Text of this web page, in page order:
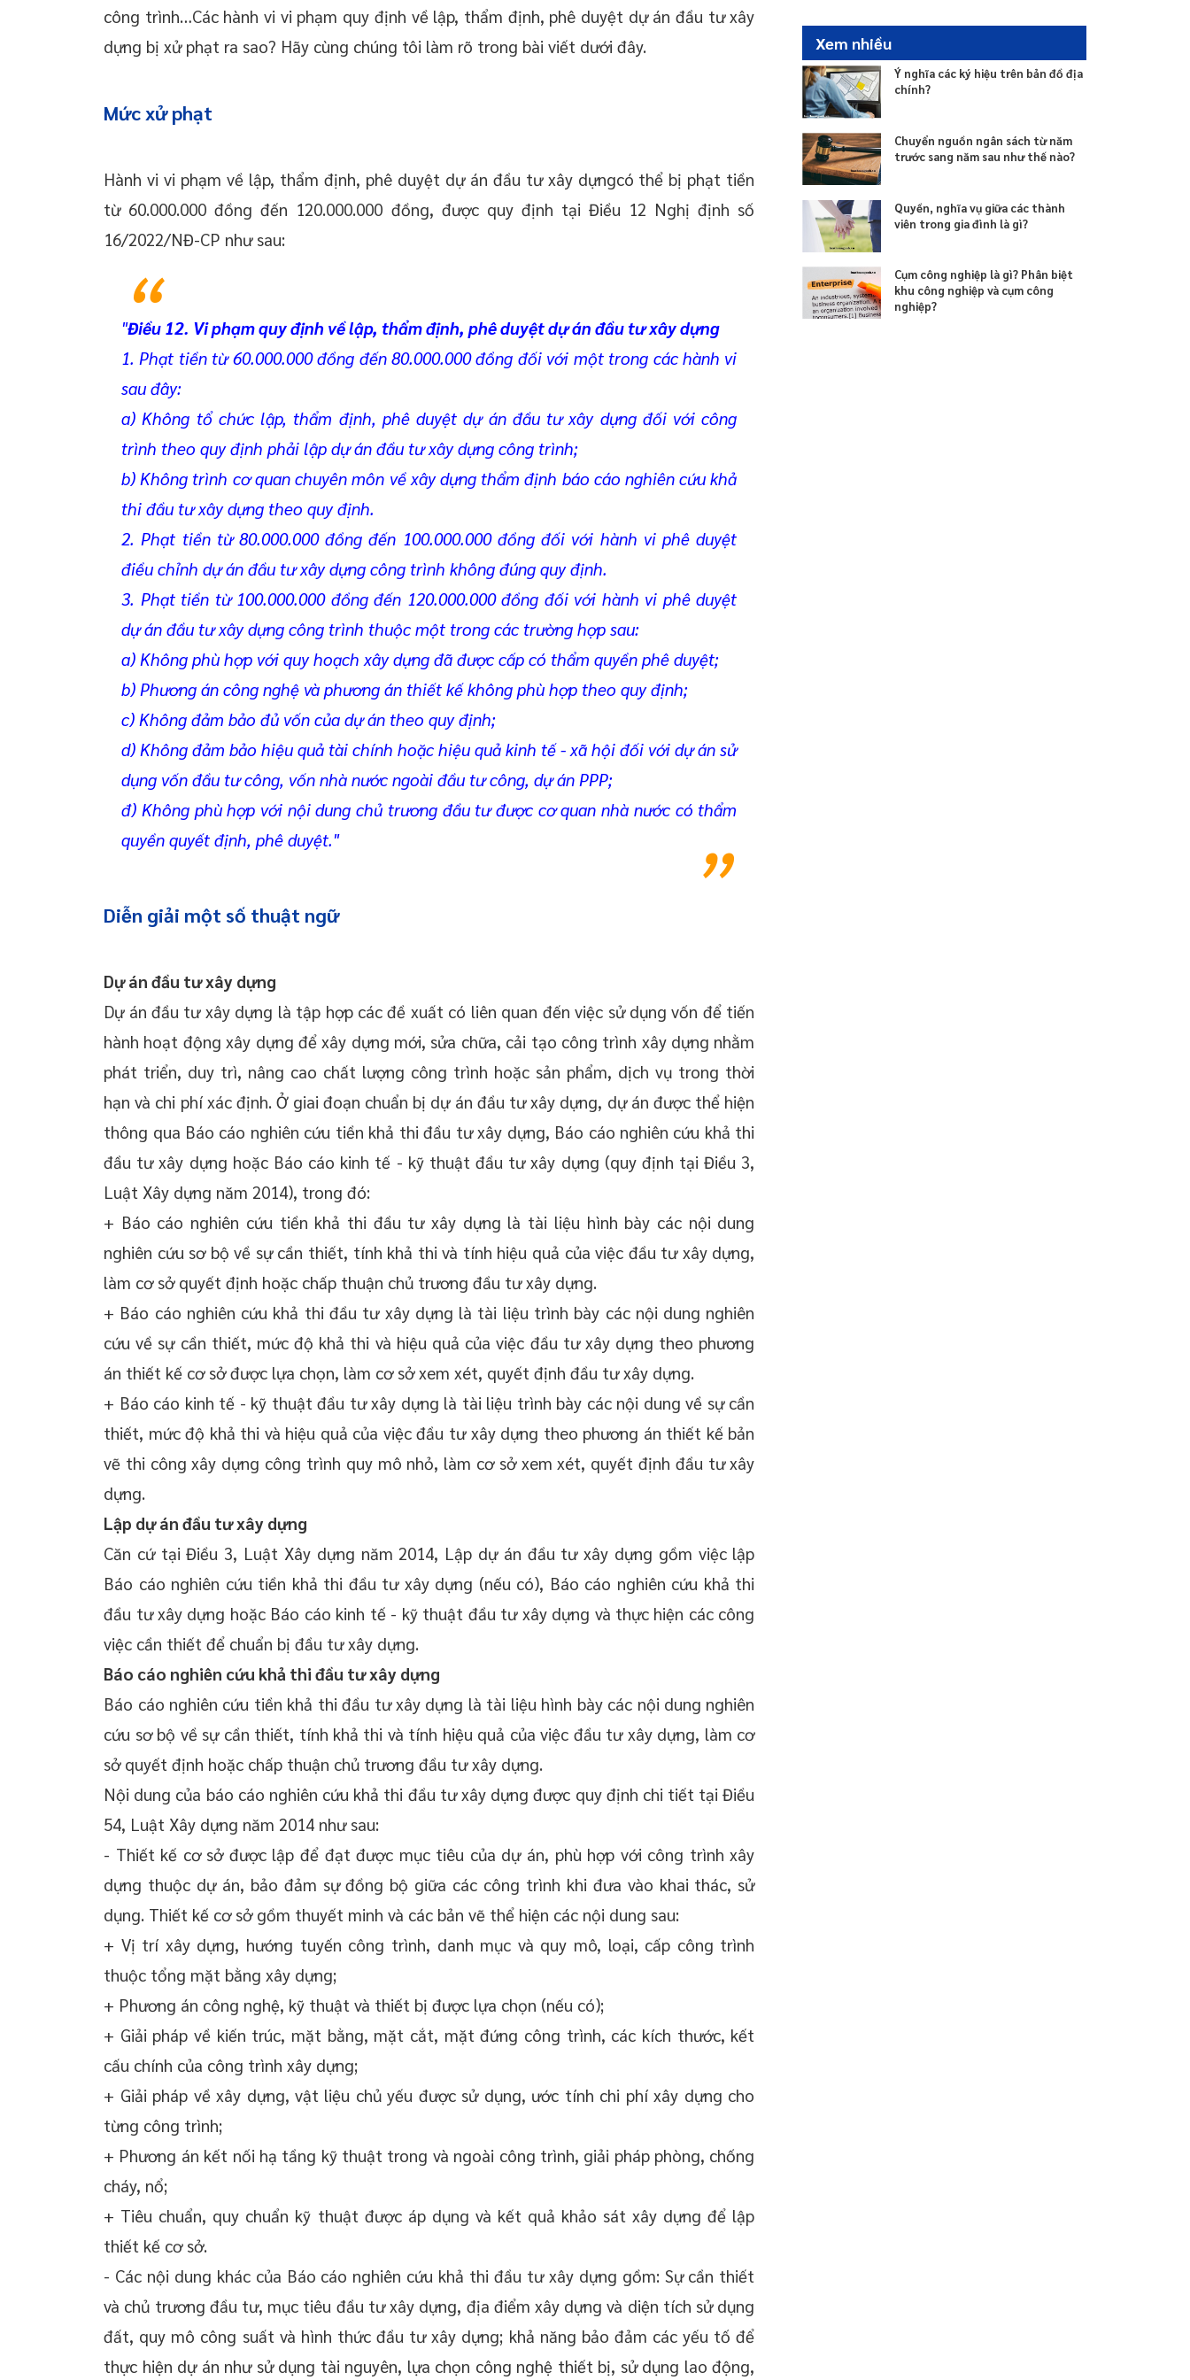
công trình…Các hành vi vi phạm quy định về lập, thẩm định, phê duyệt dự án đầu tư xây
dựng bị xử phạt ra sao? Hãy cùng chúng tôi làm rõ trong bài viết dưới đây.
Mức xử phạt
Hành vi vi phạm về lập, thẩm định, phê duyệt dự án đầu tư xây dựngcó thể bị phạt tiền
từ 60.000.000 đồng đến 120.000.000 đồng, được quy định tại Điều 12 Nghị định số
16/2022/NĐ-CP như sau:
"Điều 12. Vi phạm quy định về lập, thẩm định, phê duyệt dự án đầu tư xây dựng
1. Phạt tiền từ 60.000.000 đồng đến 80.000.000 đồng đối với một trong các hành vi
sau đây:
a) Không tổ chức lập, thẩm định, phê duyệt dự án đầu tư xây dựng đối với công
trình theo quy định phải lập dự án đầu tư xây dựng công trình;
b) Không trình cơ quan chuyên môn về xây dựng thẩm định báo cáo nghiên cứu khả
thi đầu tư xây dựng theo quy định.
2. Phạt tiền từ 80.000.000 đồng đến 100.000.000 đồng đối với hành vi phê duyệt
điều chỉnh dự án đầu tư xây dựng công trình không đúng quy định.
3. Phạt tiền từ 100.000.000 đồng đến 120.000.000 đồng đối với hành vi phê duyệt
dự án đầu tư xây dựng công trình thuộc một trong các trường hợp sau:
a) Không phù hợp với quy hoạch xây dựng đã được cấp có thẩm quyền phê duyệt;
b) Phương án công nghệ và phương án thiết kế không phù hợp theo quy định;
c) Không đảm bảo đủ vốn của dự án theo quy định;
d) Không đảm bảo hiệu quả tài chính hoặc hiệu quả kinh tế - xã hội đối với dự án sử
dụng vốn đầu tư công, vốn nhà nước ngoài đầu tư công, dự án PPP;
đ) Không phù hợp với nội dung chủ trương đầu tư được cơ quan nhà nước có thẩm
quyền quyết định, phê duyệt."
Diễn giải một số thuật ngữ
Dự án đầu tư xây dựng
Dự án đầu tư xây dựng là tập hợp các đề xuất có liên quan đến việc sử dụng vốn để tiến
hành hoạt động xây dựng để xây dựng mới, sửa chữa, cải tạo công trình xây dựng nhằm
phát triển, duy trì, nâng cao chất lượng công trình hoặc sản phẩm, dịch vụ trong thời
hạn và chi phí xác định. Ở giai đoạn chuẩn bị dự án đầu tư xây dựng, dự án được thể hiện
thông qua Báo cáo nghiên cứu tiền khả thi đầu tư xây dựng, Báo cáo nghiên cứu khả thi
đầu tư xây dựng hoặc Báo cáo kinh tế - kỹ thuật đầu tư xây dựng (quy định tại Điều 3,
Luật Xây dựng năm 2014), trong đó:
+ Báo cáo nghiên cứu tiền khả thi đầu tư xây dựng là tài liệu hình bày các nội dung
nghiên cứu sơ bộ về sự cần thiết, tính khả thi và tính hiệu quả của việc đầu tư xây dựng,
làm cơ sở quyết định hoặc chấp thuận chủ trương đầu tư xây dựng.
+ Báo cáo nghiên cứu khả thi đầu tư xây dựng là tài liệu trình bày các nội dung nghiên
cứu về sự cần thiết, mức độ khả thi và hiệu quả của việc đầu tư xây dựng theo phương
án thiết kế cơ sở được lựa chọn, làm cơ sở xem xét, quyết định đầu tư xây dựng.
+ Báo cáo kinh tế - kỹ thuật đầu tư xây dựng là tài liệu trình bày các nội dung về sự cần
thiết, mức độ khả thi và hiệu quả của việc đầu tư xây dựng theo phương án thiết kế bản
vẽ thi công xây dựng công trình quy mô nhỏ, làm cơ sở xem xét, quyết định đầu tư xây
dựng.
Lập dự án đầu tư xây dựng
Căn cứ tại Điều 3, Luật Xây dựng năm 2014, Lập dự án đầu tư xây dựng gồm việc lập
Báo cáo nghiên cứu tiền khả thi đầu tư xây dựng (nếu có), Báo cáo nghiên cứu khả thi
đầu tư xây dựng hoặc Báo cáo kinh tế - kỹ thuật đầu tư xây dựng và thực hiện các công
việc cần thiết để chuẩn bị đầu tư xây dựng.
Báo cáo nghiên cứu khả thi đầu tư xây dựng
Báo cáo nghiên cứu tiền khả thi đầu tư xây dựng là tài liệu hình bày các nội dung nghiên
cứu sơ bộ về sự cần thiết, tính khả thi và tính hiệu quả của việc đầu tư xây dựng, làm cơ
sở quyết định hoặc chấp thuận chủ trương đầu tư xây dựng.
Nội dung của báo cáo nghiên cứu khả thi đầu tư xây dựng được quy định chi tiết tại Điều
54, Luật Xây dựng năm 2014 như sau:
- Thiết kế cơ sở được lập để đạt được mục tiêu của dự án, phù hợp với công trình xây
dựng thuộc dự án, bảo đảm sự đồng bộ giữa các công trình khi đưa vào khai thác, sử
dụng. Thiết kế cơ sở gồm thuyết minh và các bản vẽ thể hiện các nội dung sau:
+ Vị trí xây dựng, hướng tuyến công trình, danh mục và quy mô, loại, cấp công trình
thuộc tổng mặt bằng xây dựng;
+ Phương án công nghệ, kỹ thuật và thiết bị được lựa chọn (nếu có);
+ Giải pháp về kiến trúc, mặt bằng, mặt cắt, mặt đứng công trình, các kích thước, kết
cấu chính của công trình xây dựng;
+ Giải pháp về xây dựng, vật liệu chủ yếu được sử dụng, ước tính chi phí xây dựng cho
từng công trình;
+ Phương án kết nối hạ tầng kỹ thuật trong và ngoài công trình, giải pháp phòng, chống
cháy, nổ;
+ Tiêu chuẩn, quy chuẩn kỹ thuật được áp dụng và kết quả khảo sát xây dựng để lập
thiết kế cơ sở.
- Các nội dung khác của Báo cáo nghiên cứu khả thi đầu tư xây dựng gồm: Sự cần thiết
và chủ trương đầu tư, mục tiêu đầu tư xây dựng, địa điểm xây dựng và diện tích sử dụng
đất, quy mô công suất và hình thức đầu tư xây dựng; khả năng bảo đảm các yếu tố để
thực hiện dự án như sử dụng tài nguyên, lựa chọn công nghệ thiết bị, sử dụng lao động,
Thủ tục thông báo nhà ở hình thành trong tương lai
đủ điều kiện được bán, cho thuê mua là gì?
Trình tự, thủ tục di dời chủ sở hữu, người sử dụng
nhà chung cư được quy định như thế nào?
Nguyên tắc xây dựng, quản lý và sử dụng hệ thống
thông tin về nhà ở và thị trường bất động sản là gì?
Nguyên tắc bán, cho thuê mua, cho thuê và quản lý
vận hành nhà ở cho lực lượng vũ trang nhân dân
được quy định thế nào?
Xem nhiều
Ý nghĩa các ký hiệu trên bản đồ địa
chính?
Chuyển nguồn ngân sách từ năm
trước sang năm sau như thế nào?
Quyền, nghĩa vụ giữa các thành
viên trong gia đình là gì?
Cụm công nghiệp là gì? Phân biệt
khu công nghiệp và cụm công
nghiệp?